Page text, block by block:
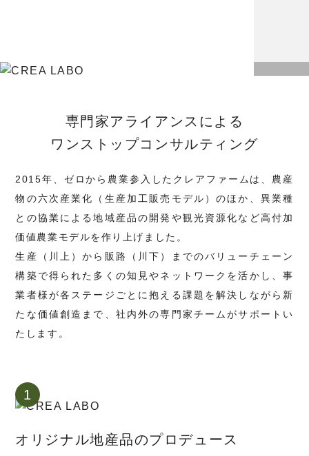
専⾨家アライアンスによる
ワンストップコンサルティング
2015年、ゼロから農業参入したクレアファームは、農産
物の六次産業化（生産加工販売モデル）のほか、異業種
との協業による地域産品の開発や観光資源化など高付加
価値農業モデルを作り上げました。
生産（川上）から販路（川下）までのバリューチェーン
構築で得られた多くの知見やネットワークを活かし、事
業者様が各ステージごとに抱える課題を解決しながら新
たな価値創造まで、社内外の専門家チームがサポートい
たします。
1
オリジナル地産品のプロデュース